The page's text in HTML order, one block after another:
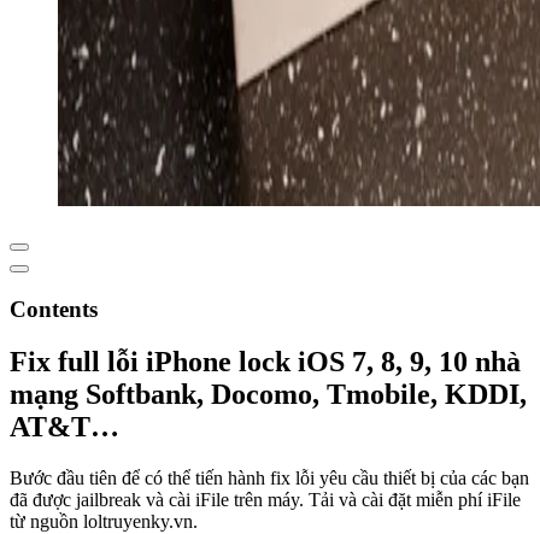
Contents
Fix full lỗi iPhone lock iOS 7, 8, 9, 10 nhà
mạng Softbank, Docomo, Tmobile, KDDI,
AT&T…
Bước đầu tiên để có thể tiến hành fix lỗi yêu cầu thiết bị của các bạn
đã được jailbreak và cài iFile trên máy. Tải và cài đặt miễn phí iFile
từ nguồn loltruyenky.vn.